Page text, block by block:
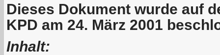
Dieses Dokument wurde auf
KPD am 24. März 2001
Inhalt: